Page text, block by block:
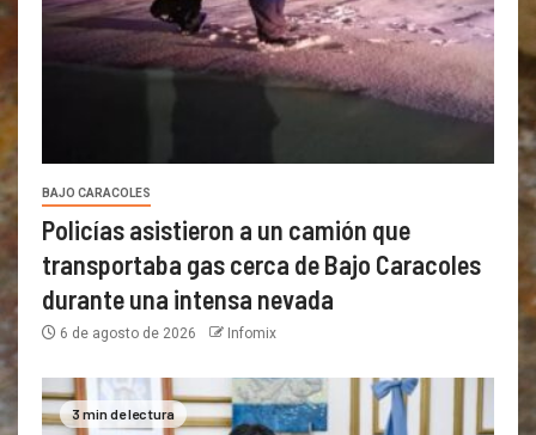
BAJO CARACOLES
Policías asistieron a un camión que
transportaba gas cerca de Bajo Caracoles
durante una intensa nevada
6 de agosto de 2026 Infomix
3 min de lectura